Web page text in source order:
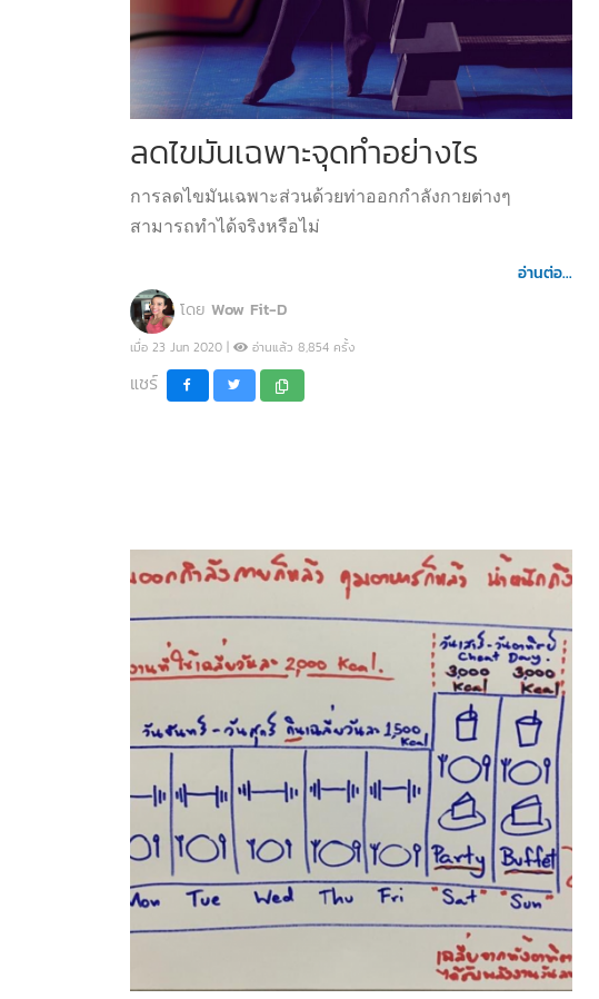
ลดไขมันเฉพาะจุดทำอย่างไร
การลดไขมันเฉพาะส่วนด้วยท่าออกกำลังกายต่างๆ
สามารถทำได้จริงหรือไม่
อ่านต่อ...
โดย Wow Fit-D
เมื่อ 23 Jun 2020 | อ่านแล้ว 8,854 ครั้ง
แชร์